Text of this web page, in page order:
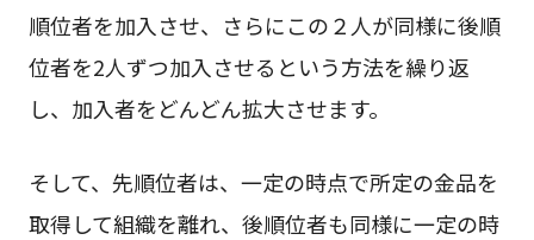
順位者を加入させ、さらにこの２人が同様に後順
位者を2人ずつ加入させるという方法を繰り返
し、加入者をどんどん拡大させます。
そして、先順位者は、一定の時点で所定の金品を
取得して組織を離れ、後順位者も同様に一定の時